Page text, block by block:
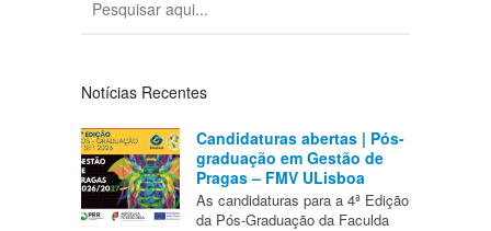
Notícias Recentes
Candidaturas abertas | Pós-
graduação em Gestão de
Pragas – FMV ULisboa
As candidaturas para a 4ª Edição
da Pós-Graduação da Faculda